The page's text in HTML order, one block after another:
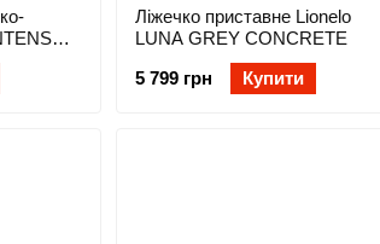
Ліжечко приставне Lionelo
LUNA GREY CONCRETE
5 799 грн
Купити